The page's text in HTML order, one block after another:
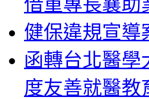
健保違規宣導
函轉台北醫學
度友善就醫教